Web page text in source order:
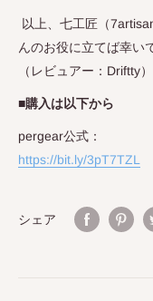
以上、七工匠 （
んのお役に立てば幸い
（レビュアー：Driftty）
■購入は以下から
pergear公式：
https://bit.ly/3pT7TZL
シェア